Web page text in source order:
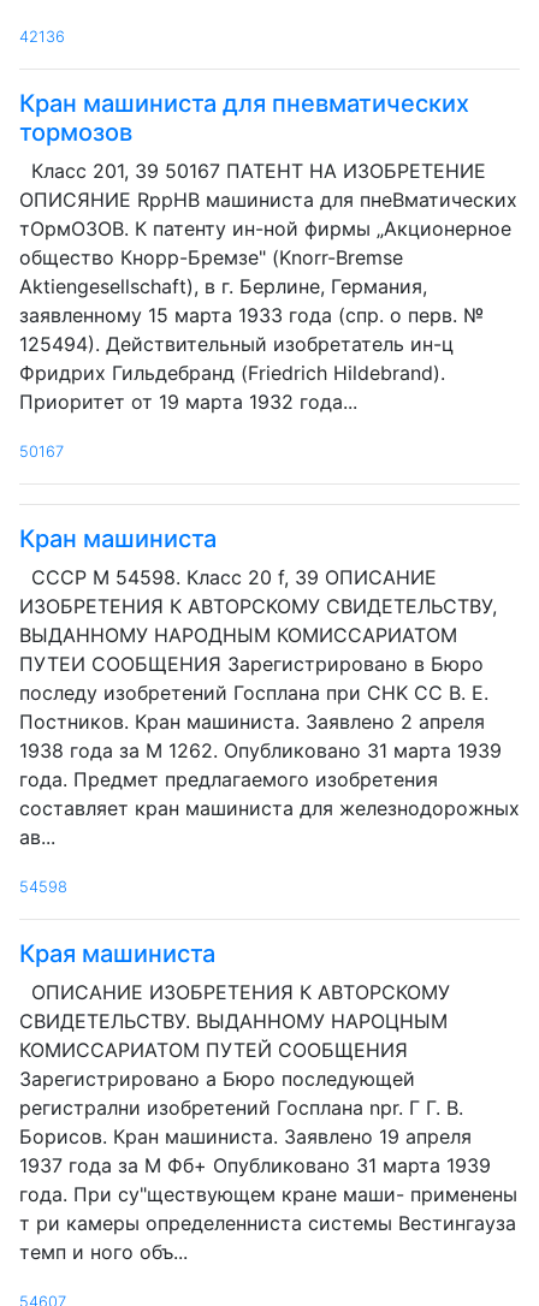
42136
Кран машиниста для пневматических
тормозов
Класс 201, 39 50167 ПАТЕНТ НА ИЗОБРЕТЕНИЕ
ОПИСЯНИЕ RppHB машиниста для пнеВматических
тОрмОЗОВ. К патенту ин-ной фирмы „Акционерное
общество Кнорр-Бремзе" (Knorr-Bremse
Aktiengesellschaft), в г. Берлине, Германия,
заявленному 15 марта 1933 года (спр. о перв. №
125494). Действительный изобретатель ин-ц
Фридрих Гильдебранд (Friedrich Hildebrand).
Приоритет от 19 марта 1932 года...
50167
Кран машиниста
CCCP М 54598. Класс 20 f, 39 ОПИСАНИЕ
ИЗОБРЕТЕНИЯ К АВТОРСКОМУ СВИДЕТЕЛЬСТВУ,
ВЫДАННОМУ НАРОДНЫМ КОМИССАРИАТОМ
ПУТЕИ СООБЩЕНИЯ Зарегистрировано в Бюро
последу изобретений Госплана при CHK СС В. E.
Постников. Кран машиниста. Заявлено 2 апреля
1938 года за М 1262. Опубликовано 31 марта 1939
года. Предмет предлагаемого изобретения
составляет кран машиниста для железнодорожных
ав...
54598
Края машиниста
ОПИСАНИЕ ИЗОБРЕТЕНИЯ К АВТОРСКОМУ
СВИДЕТЕЛЬСТВУ. ВЫДАННОМУ НАРОЦНЫМ
КОМИССАРИАТОМ ПУТЕЙ СООБЩЕНИЯ
Зарегистрировано а Бюро последующей
регистрални изобретений Госплана npr. Г Г. В.
Борисов. Кран машиниста. Заявлено 19 апреля
1937 года за М Фб+ Опубликовано 31 марта 1939
года. При су"ществующем кране маши- применены
т ри камеры определенниста системы Вестингауза
темп и ного объ...
54607